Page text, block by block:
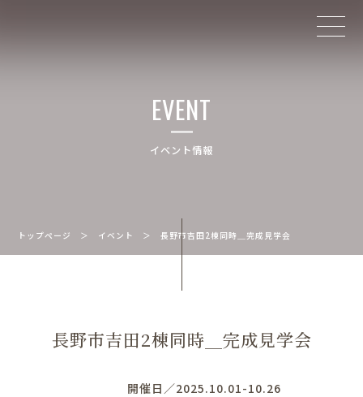
EVENT
イベント情報
トップページ ＞ イベント ＞長野市吉田2棟同時＿完成見学会
長野市吉田2棟同時＿完成見学会
開催日／2025.10.01-10.26